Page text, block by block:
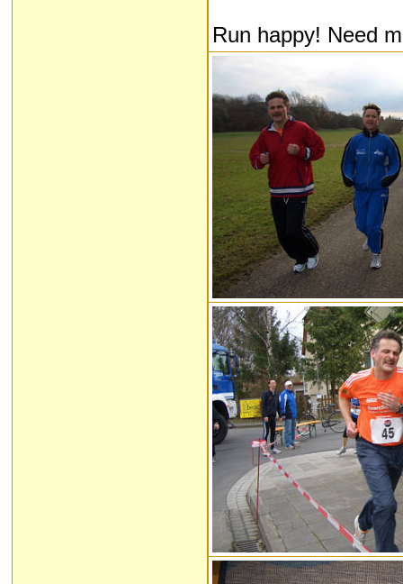
Run happy! Need